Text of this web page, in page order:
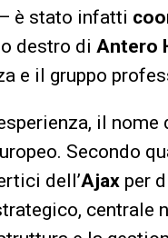
è stato infatti
destro di Antero
e il gruppo
il
Secondo
dell’Ajax per
centrale